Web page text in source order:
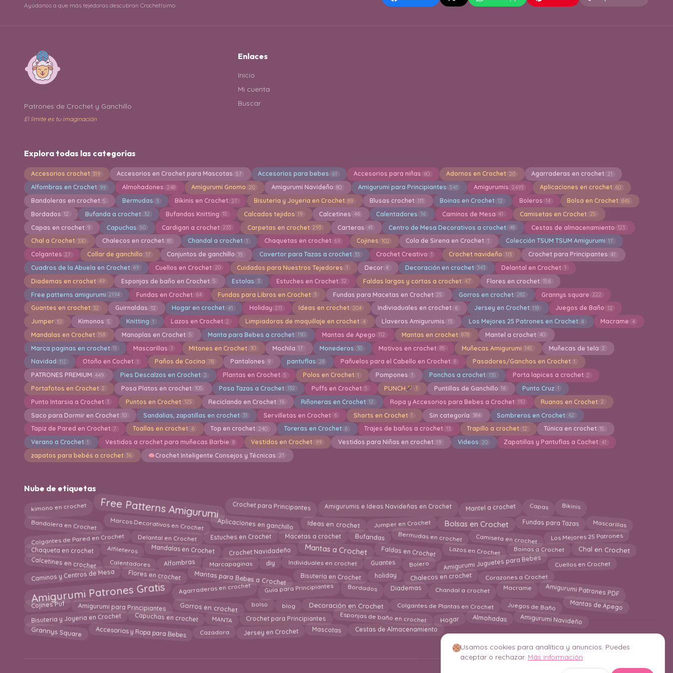
Ayúdanos a que más tejedoras descubran Crochetísimo
Patrones de Crochet y Ganchillo
El límite es tu imaginación
Enlaces
Inicio
Mi cuenta
Buscar
Explora todas las categorías
Accesorios crochet 319 Accesorios en Crochet para Mascotas 57 Accesorios para bebes 61 Accesorios para niñas 60 Adornos en Crochet 20 Agarraderas en crochet 21
Alfombras en Crochet 99 Almohadones 248 Amigurumi Gnomo 20 Amigurumi Navideño 80 Amigurumi para Principiantes 541 Amigurumis 2493 Aplicaciones en crochet 60
Bandoleras en crochet 5 Bermudas 3 Bikinis en Crochet 27 Bisuteria y Joyeria en Crochet 89 Blusas crochet 111 Boinas en Crochet 12 Boleros 14 Bolsa en Crochet 845
Bordados 12 Bufanda a crochet 32 Bufandas Knitting 15 Calcados tejidos 19 Calcetines 46 Calentadores 16 Caminos de Mesa 41 Camisetas en Crochet 25
Capas en crochet 9 Capuchas 50 Cardigan a crochet 233 Carpetas en crochet 293 Carteras 41 Centro de Mesa Decorativos a crochet 48 Cestas de almacenamiento 123
Chal a Crochet 330 Chalecos en crochet 81 Chandal a crochet 1 Chaquetas en crochet 69 Cojines 102 Cola de Sirena en Crochet 1 Colección TSUM TSUM Amigurumi 17
Colgantes 27 Collar de ganchillo 17 Conjuntos de ganchillo 15 Covertor para Tazas a crochet 33 Crochet Creativo 1 Crochet navideño 113 Crochet para Principantes 41
Cuadros de la Abuela en Crochet 49 Cuellos en Crochet 20 Cuidados para Nuestros Tejedores 1 Decor 4 Decoración en crochet 343 Delantal en Crochet 1
Diademas en crochet 49 Esponjas de baño en Crochet 5 Estolas 3 Estuches en Crochet 32 Faldas largas y cortas a crochet 47 Flores en crochet 156
Free patterns amigurumi 2194 Fundas en Crochet 64 Fundas para Libros en Crochet 3 Fundas para Macetas en Crochet 25 Gorros en crochet 282 Grannys square 222
Guantes en crochet 32 Guirnaldas 12 Hogar en crochet 41 Holiday 211 Ideas en crochet 204 Indiviaduales en crochet 6 Jersey en Crochet 118 Juegos de Baño 12
Jumper 10 Kimonos 5 Knitting 1 Lazos en Crochet 2 Limpiadoras de maquillaje en crochet 4 Llaveros Amigurumis 13 Los Mejores 25 Patrones en Crochet 4 Macrame 4
Mandalas en Crochet 158 Manoplas en Crochet 5 Manta para Bebes a crochet 190 Mantas de Apego 112 Mantas en crochet 878 Mantel a crochet 40
Marca paginas en crochet 11 Mascarillas 1 Mitones en Crochet 30 Mochila 17 Monederos 35 Motivos en crochet 85 Muñecas Amigurumi 145 Muñecas de tela 2
Navidad 112 Otoño en Cochet 1 Paños de Cocina 78 Pantalones 9 pantuflas 28 Pañuelos para el Cabello en Crochet 8 Pasadores/Ganchos en Crochet 1
PATRONES PREMIUM 449 Pies Descalzos en Crochet 2 Plantas en Crochet 5 Polos en Crochet 1 Pompones 1 Ponchos a crochet 135 Porta lapices a crochet 2
Portafotos en Crochet 2 Posa Platos en crochet 105 Posa Tazas a Crochet 132 Puffs en Crochet 5 PUNCH 1 Puntillas de Ganchillo 16 Punto Cruz 1
Punto Intarsia a Crochet 3 Puntos en Crochet 125 Reciclando en Crochet 16 Riñoneras en Crochet 12 Ropa y Accesorios para Bebes a Crochet 110 Ruanas en Crochet 2
Saco para Dormir en Crochet 10 Sandalias, zapatillas en crochet 31 Servilletas en Crochet 6 Shorts en Crochet 1 Sin categoría 384 Sombreros en Crochet 62
Tapiz de Pared en Crochet 7 Toallas en crochet 6 Top en crochet 240 Toreras en Crochet 6 Trajes de baños a crochet 13 Trapillo a crochet 12 Túnica en crochet 15
Verano a Crochet 1 Vestidos a crochet para muñecas Barbie 8 Vestidos en Crochet 99 Vestidos para Niñas en crochet 19 Videos 20 Zapatillas y Pantuflas a Cochet 41
zapatos para bebés a crochet 36 Crochet Inteligente Consejos y Técnicas 21
Nube de etiquetas
kimono en crochet Free Patterns Amigurumi Crochet para Principantes Amigurumis e Ideas Navideñas en Crochet Mantel a crochet Capas Bikinis
Bandolera en Crochet Marcos Decorativos en Crochet Aplicaciones en ganchillo Ideas en crochet Jumper en Crochet Bolsas en Crochet Fundas para Tazas Mascarillas
Colgantes de Pared en Crochet Delantal en Crochet Estuches en Crochet Macetas a crochet Bufandas Bermudas en crochet Camiseta en crochet Los Mejores 25 Patrones
Chaqueta en crochet Alfileteros Mandalas en Crochet Crochet Navidadeño Mantas a Crochet Faldas en Crochet Lazos en Crochet Boinas a Crochet Chal en Crochet
Calcetines en crochet Calentadores Alfombras Marcapaginas diy Individuales en crochet Guantes Bolero Amigurumi Juguetes para Bebes Cuellos en Crochet
Caminos y Centros de Mesa Flores en crochet Mantas para Bebes a Crochet Bisutería en Crochet holiday Chalecos en crochet Corazones a Crochet
Amigurumi Patrones Gratis Agarraderas en crochet Guía para Principiantes Bordados Diademas Chandal a crochet Macrame Amigurumi Patrones PDF
Cojines Puf Amigurumi para Principiantes Gorros en crochet bolso blog Decoración en Crochet Colgantes de Plantas en Crochet Juegos de Baño Mantas de Apego
Bisuteria y Joyeria en Crochet Capuchas en crochet MANTA Crochet para Principiantes Esponjas de baño en crochet Hogar Almohadas Amigurumi Navideño
Grannys Square Accesorios y Ropa para Bebes Cazadora Jersey en Crochet Mascotas Cestas de Almacenamiento
Usamos cookies para analítica y anuncios. Puedes
aceptar o rechazar. Más información